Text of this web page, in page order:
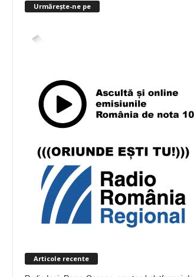
Urmărește-ne pe
4,400
Articole recente